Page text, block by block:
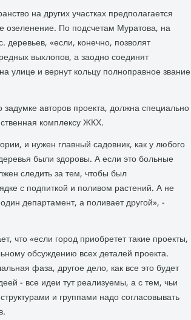
на других участках предполагается
озеленение. По подсчетам Муратова, на
«если, конечно, позволят
выхлопов, а заодно соединят
улице и вернут кольцу полноправное звание
авторов проекта, должна специально
комплексу ЖКХ.
и нужен главный садовник, как у любого
были здоровы. А если это больные
следить за тем, чтобы был
с подпиткой и поливом растений. А не
департамент, а поливает другой», -
что «если город приобретет такие проекты,
обсуждению всех деталей проекта.
фаза, другое дело, как все это будет
- все идеи тут реализуемы, а с тем, чьи
и группами надо согласовывать